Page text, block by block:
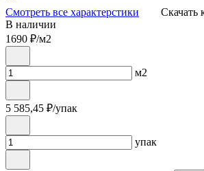
Смотреть все характерстики
Скачать
В наличии
1690 ₽/м2
м2
5 585,45 ₽/упак
упак